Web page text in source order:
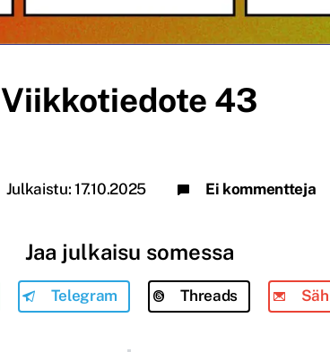
Viikkotiedote 43
Julkaistu: 17.10.2025 Ei kommentteja
Jaa julkaisu somessa
Telegram Threads